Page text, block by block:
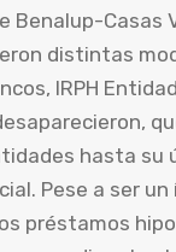
Benalup-Casas
distintas
IRPH
hasta su
Pese a ser un
préstamos